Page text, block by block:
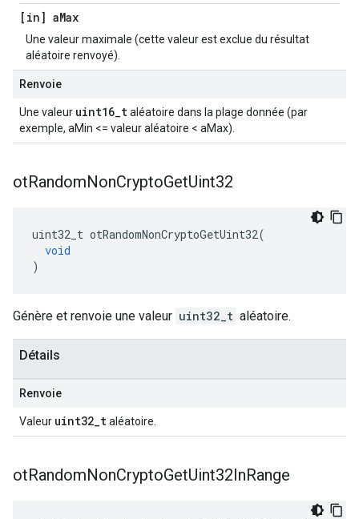
[in] aMax
Une valeur maximale (cette valeur est exclue du résultat
aléatoire renvoyé).
Renvoie
Une valeur uint16_taléatoire dans la plage donnée (par
exemple, aMin <= valeur aléatoire < aMax).
otRandomNonCryptoGetUint32
uint32_t otRandomNonCryptoGetUint32(
void
)
Génère et renvoie une valeur uint32_t aléatoire.
Détails
Renvoie
Valeur uint32_taléatoire.
otRandomNonCryptoGetUint32InRange